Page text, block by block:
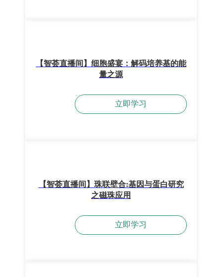
【智荟直播间】细胞盛宴：解码培养基的能
量之源
立即学习
【智荟直播间】珠联壁合:基因与蛋白研究
之磁珠应用
立即学习